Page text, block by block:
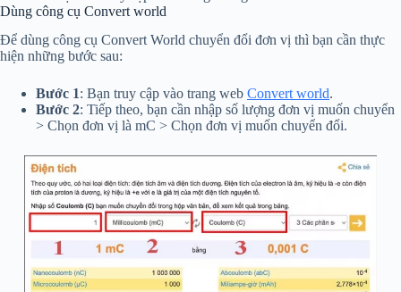
Dùng công cụ Convert world
Để dùng công cụ Convert World chuyển đổi đơn vị thì bạn cần thực
hiện những bước sau:
Bước 1: Bạn truy cập vào trang web Convert world.
Bước 2: Tiếp theo, bạn cần nhập số lượng đơn vị muốn chuyển
> Chọn đơn vị là mC > Chọn đơn vị muốn chuyển đổi.